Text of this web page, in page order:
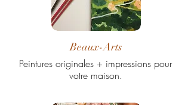
Beaux-Arts
Peintures originales + impressions pour
votre maison.